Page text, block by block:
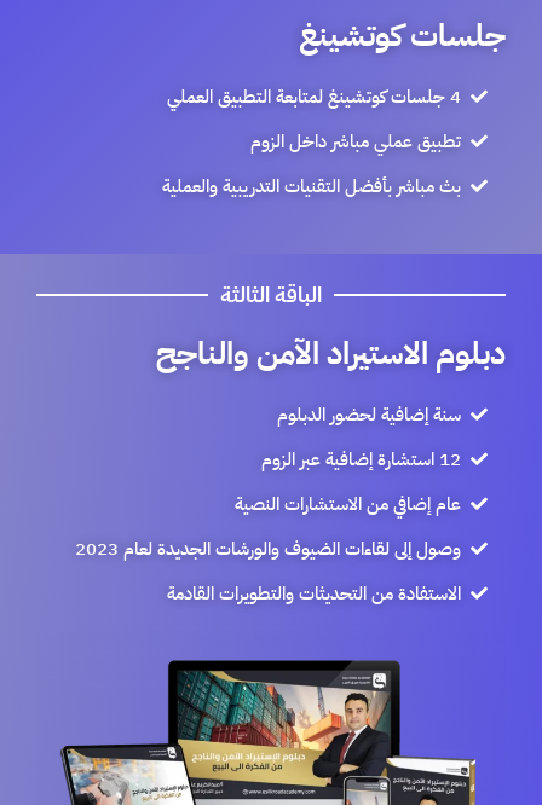
جلسات كوتشينغ
4 جلسات كوتشينغ لمتابعة التطبيق العملي
تطبيق عملي مباشر داخل الزوم
بث مباشر بأفضل التقنيات التدريبية والعملية
الباقة الثالثة
دبلوم الاستيراد الآمن والناجح
سنة إضافية لحضور الدبلوم
12 استشارة إضافية عبر الزوم
عام إضافي من الاستشارات النصية
وصول إلى لقاءات الضيوف والورشات الجديدة لعام 2023
الاستفادة من التحديثات والتطويرات القادمة